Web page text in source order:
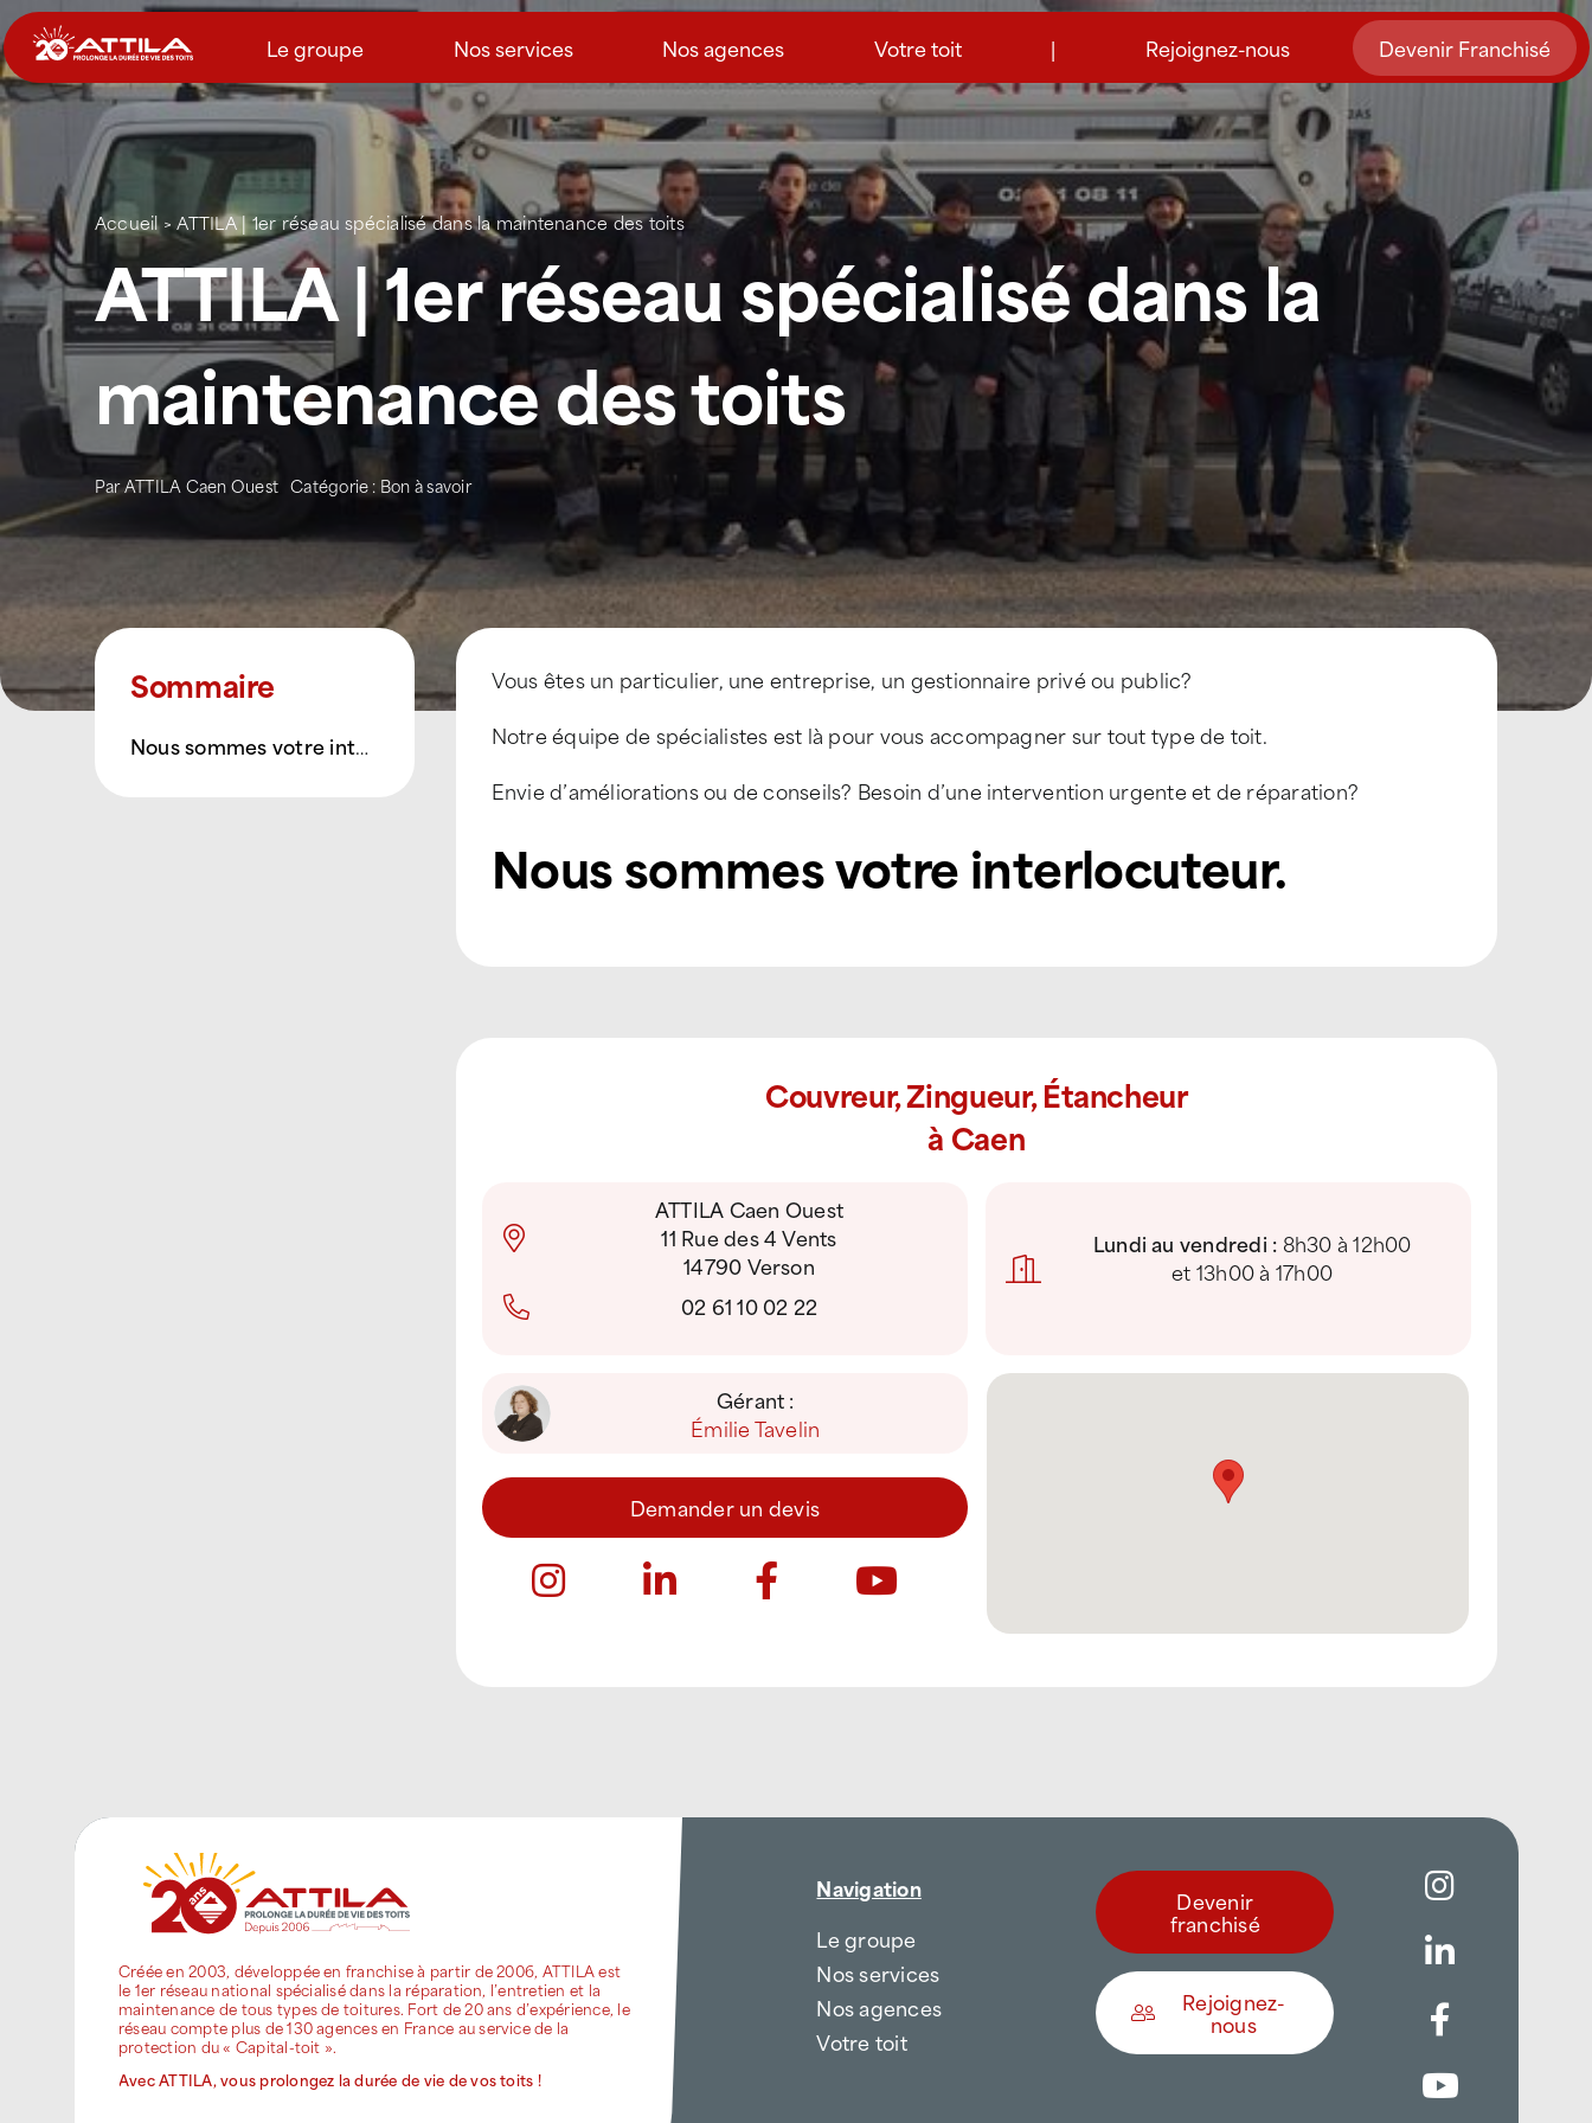
Passer
au
contenu
Le groupe Nos services Nos agences Votre toit | Rejoignez-nous Devenir Franchisé
Accueil>ATTILA | 1er réseau spécialisé dans la maintenance des toits
ATTILA | 1er réseau spécialisé dans la
maintenance des toits
ParATTILA Caen Ouest Catégorie : Bon à savoir
Sommaire
Nous sommes votre interlocuteur.
Vous êtes un particulier, une entreprise, un gestionnaire privé ou public?
Notre équipe de spécialistes est là pour vous accompagner sur tout type de toit.
Envie d’améliorations ou de conseils? Besoin d’une intervention urgente et de réparation?
Nous sommes votre interlocuteur.
Couvreur, Zingueur, Étancheur
à Caen
ATTILA Caen Ouest
11 Rue des 4 Vents
14790 Verson
02 61 10 02 22
Lundi au vendredi : 8h30 à 12h00
et 13h00 à 17h00
Gérant :
Émilie Tavelin
Demander un devis
Créée en 2003, développée en franchise à partir de 2006, ATTILA est
le 1er réseau national spécialisé dans la réparation, l’entretien et la
maintenance de tous types de toitures. Fort de 20 ans d’expérience, le
réseau compte plus de 130 agences en France au service de la
protection du « Capital-toit ».
Avec ATTILA, vous prolongez la durée de vie de vos toits !
Navigation
Le groupe
Nos services
Nos agences
Votre toit
Devenir
franchisé
Rejoignez-
nous